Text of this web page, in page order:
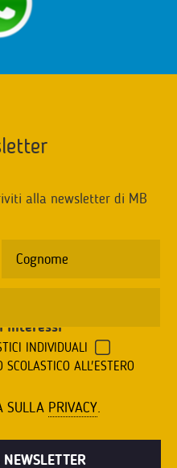
alla newsletter di MB
interessi
INDIVIDUALI
SCOLASTICO ALL'ESTERO
SULLA PRIVACY.